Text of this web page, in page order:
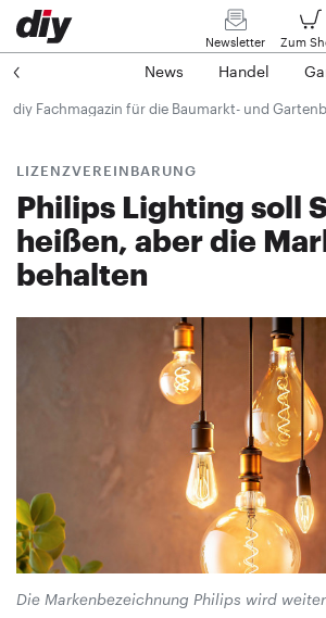
Newsletter Zum
News Handel
diy Fachmagazin für die Baumarkt- und
LIZENZVEREINBARUNG
Philips Lighting soll
heißen, aber die
behalten
Die Markenbezeichnung Philips wird